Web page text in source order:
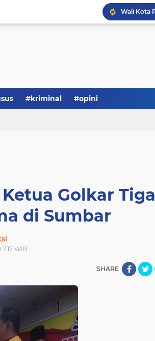
#kriminal #opini
Golkar Tiga
di Sumbar
WIB
SHARE